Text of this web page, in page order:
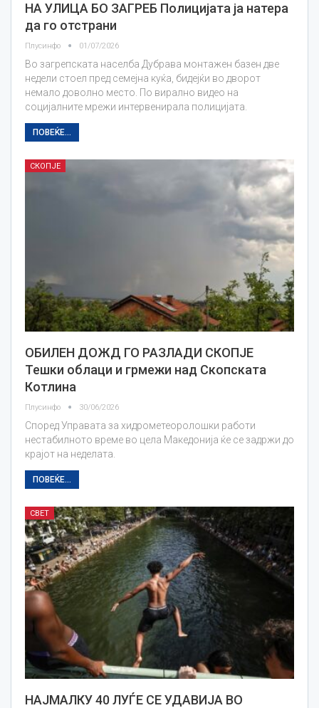
НА УЛИЦА БО ЗАГРЕБ Полицијата ја натера
да го отстрани
Плусинфо 01/07/2026
Во загрепската населба Дубрава монтажен базен две
недели стоел пред семејна куќа, бидејќи во дворот
немало доволно место. По вирално видео на
социјалните мрежи интервенирала полицијата.
ПОВЕЌЕ...
СКОПЈЕ
ОБИЛЕН ДОЖД ГО РАЗЛАДИ СКОПЈЕ
Тешки облаци и грмежи над Скопската
Котлина
Плусинфо 30/06/2026
Според Управата за хидрометеоролошки работи
нестабилното време во цела Македонија ќе се задржи до
крајот на неделата.
ПОВЕЌЕ...
СВЕТ
НАЈМАЛКУ 40 ЛУЃЕ СЕ УДАВИЈА ВО